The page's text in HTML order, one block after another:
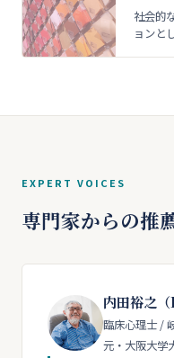
社会的
ョンと
EXPERT VOICES
専門家からの推
内田裕之
臨床心理士 /
元・大阪大学